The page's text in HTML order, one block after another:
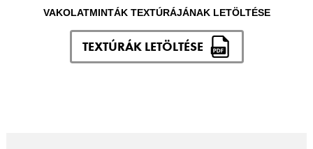
VAKOLATMINTÁK TEXTÚRÁJÁNAK LETÖLTÉSE
TEXTÚRÁK LETÖLTÉSE